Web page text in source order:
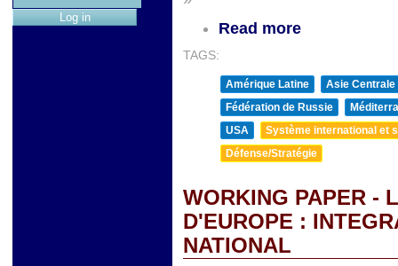
Read more
TAGS:
Amérique Latine
Asie Centrale
Fédération de Russie
USA
Système international et
Défense/Stratégie
WORKING PAPER -
D'EUROPE :
NATIONAL